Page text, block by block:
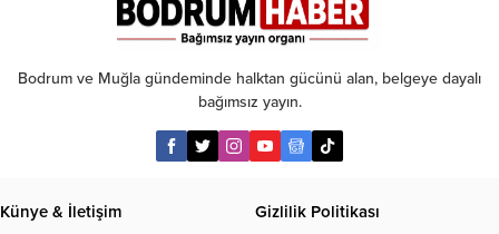
Bodrum ve Muğla gündeminde halktan gücünü alan, belgeye dayalı
bağımsız yayın.
Künye & İletişim Gizlilik Politikası